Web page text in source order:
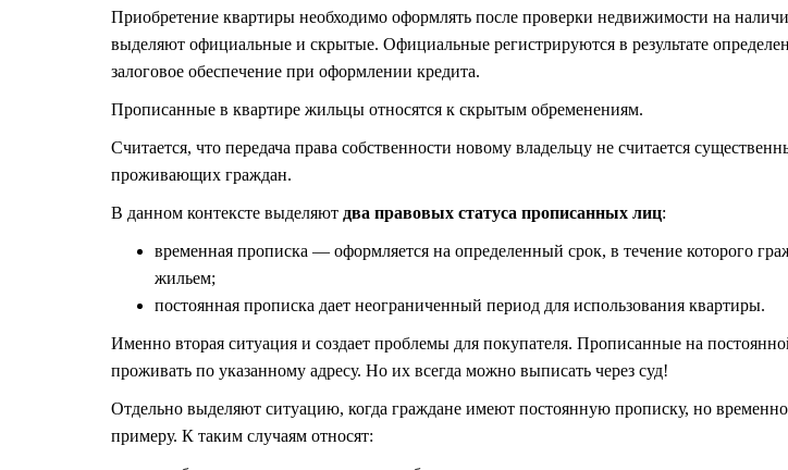
Приобретение квартиры необходимо оформлять после проверки недвижимости на
выделяют официальные и скрытые. Официальные регистрируются в результате
залоговое обеспечение при оформлении кредита.
Прописанные в квартире жильцы относятся к скрытым обременениям.
Считается, что передача права собственности новому владельцу не считается
проживающих граждан.
В данном контексте выделяют два правовых статуса прописанных лиц:
временная прописка — оформляется на определенный срок, в течение которого
жильем;
постоянная прописка дает неограниченный период для использования квартиры.
Именно вторая ситуация и создает проблемы для покупателя. Прописанные на
проживать по указанному адресу. Но их всегда можно выписать через суд!
Отдельно выделяют ситуацию, когда граждане имеют постоянную прописку, но
примеру. К таким случаям относят: